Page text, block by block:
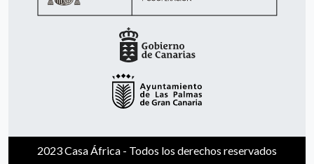
2023 Casa África - Todos los derechos reservados